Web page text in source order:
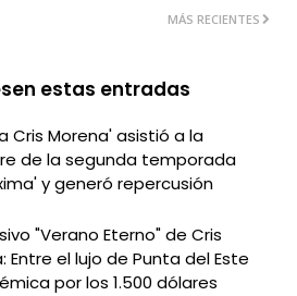
MÁS RECIENTES
estas entradas
Cris Morena' asistió a la
de la segunda temporada
y generó repercusión
"Verano Eterno" de Cris
Entre el lujo de Punta del Este
por los 1.500 dólares